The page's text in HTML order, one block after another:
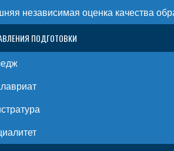
независимая оценка качества
ПОДГОТОВКИ